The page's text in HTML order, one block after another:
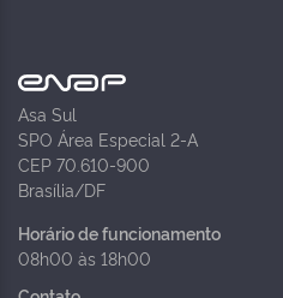
Asa Sul
SPO Área Especial 2-A
CEP 70.610-900
Brasília/DF
Horário de funcionamento
08h00 às 18h00